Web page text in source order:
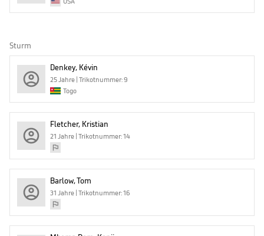
Sturm
Denkey, Kévin
25 Jahre | Trikotnummer: 9
Togo
Fletcher, Kristian
21 Jahre | Trikotnummer: 14
Barlow, Tom
31 Jahre | Trikotnummer: 16